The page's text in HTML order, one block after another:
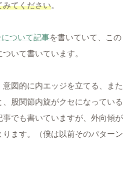
みてください。
ついて記事を書いていて、この
ついて書いています。
図的に内エッジを立てる、また
股関節内旋がクセになっている
でも書いていますが、外向傾が
ます。（僕は以前そのパターン